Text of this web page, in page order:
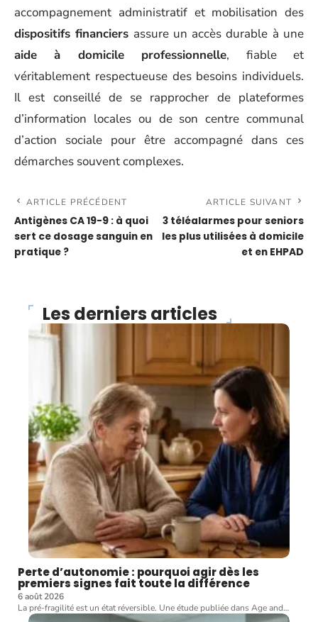
accompagnement administratif et mobilisation des
dispositifs financiers assure un accès durable à une
aide à domicile professionnelle, fiable et
véritablement respectueuse des besoins individuels.
Il est conseillé de se rapprocher de plateformes
d’information locales ou de son centre communal
d’action sociale pour être accompagné dans ces
démarches souvent complexes.
ARTICLE PRÉCÉDENT
Antigènes CA 19-9 : à quoi
sert ce dosage sanguin en
pratique ?
ARTICLE SUIVANT
3 téléalarmes pour seniors
les plus utilisées à domicile
et en EHPAD
Les derniers articles
Perte d’autonomie : pourquoi agir dès les
premiers signes fait toute la différence
6 août 2026
La pré-fragilité est un état réversible. Une étude publiée dans Age and…